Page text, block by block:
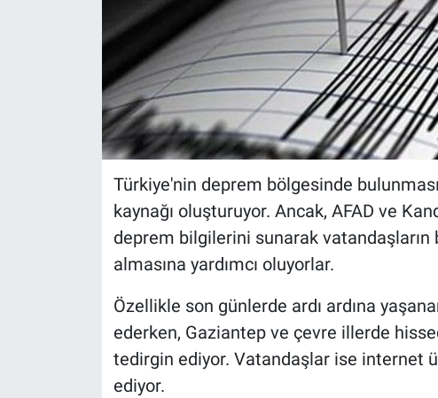
Türkiye'nin deprem bölgesinde
kaynağı oluşturuyor. Ancak, AFAD ve
deprem bilgilerini sunarak
almasına yardımcı oluyorlar.
Özellikle son günlerde ardı ardına
ederken, Gaziantep ve çevre illerde
tedirgin ediyor. Vatandaşlar ise internet
ediyor.